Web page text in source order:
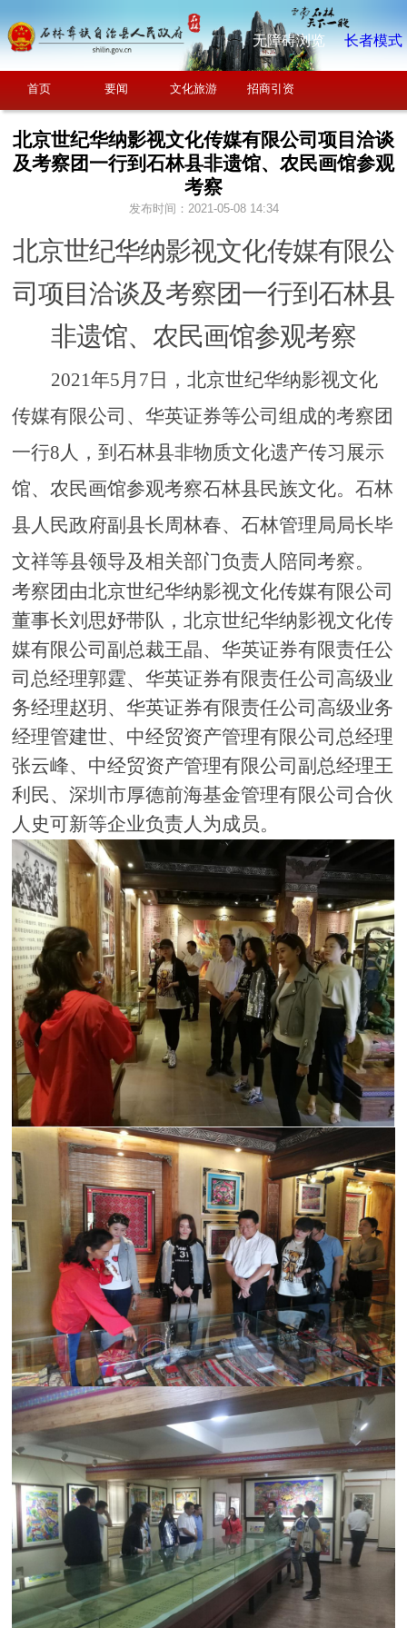
无障碍浏览 长者模式
首页 要闻 文化旅游 招商引资
北京世纪华纳影视文化传媒有限公司项目洽谈
及考察团一行到石林县非遗馆、农民画馆参观
考察
发布时间：2021-05-08 14:34
北京世纪华纳影视文化传媒有限公
司项目洽谈及考察团一行到石林县
非遗馆、农民画馆参观考察
2021年5月7日， 北京世纪华纳影视文化
传媒有限公司 、华英证券等公司组成的考察团
一行8人，到石林县非物质文化遗产传习展示
馆、农民画馆参观考察石林县民族文化。石林
县人民政府副县长周林春、石林管理局局长毕
文祥等县领导及相关部门负责人陪同考察。
考察团由北京世纪华纳影视文化传媒有限公司
董事长刘思妤带队， 北京世纪华纳影视文化传
媒有限公司副总裁王晶、 华英证券有限责任公
司总经理郭霆、 华英证券有限责任公司高级业
务经理赵玥 、 华英证券有限责任公司高级业务
经理管建世、 中经贸资产管理有限公司总经理
张云峰、 中经贸资产管理有限公司副总经理王
利民、 深圳市厚德前海基金管理有限公司合伙
人史可新等企业负责人为成员。